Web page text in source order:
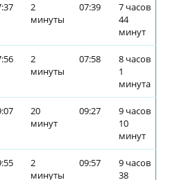
2
минуты
07:39
7 часов
44
минут
2
минуты
07:58
8 часов
1
минута
20
минут
09:27
9 часов
10
минут
2
минуты
09:57
9 часов
38